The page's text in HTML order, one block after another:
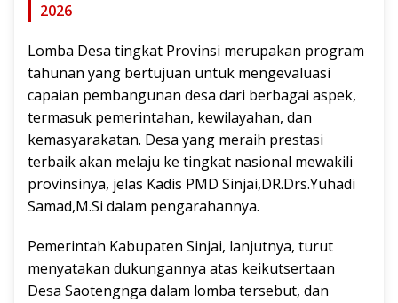
2026
Lomba Desa tingkat Provinsi merupakan program
tahunan yang bertujuan untuk mengevaluasi
capaian pembangunan desa dari berbagai aspek,
termasuk pemerintahan, kewilayahan, dan
kemasyarakatan. Desa yang meraih prestasi
terbaik akan melaju ke tingkat nasional mewakili
provinsinya, jelas Kadis PMD Sinjai,DR.Drs.Yuhadi
Samad,M.Si dalam pengarahannya.
Pemerintah Kabupaten Sinjai, lanjutnya, turut
menyatakan dukungannya atas keikutsertaan
Desa Saotengnga dalam lomba tersebut, dan